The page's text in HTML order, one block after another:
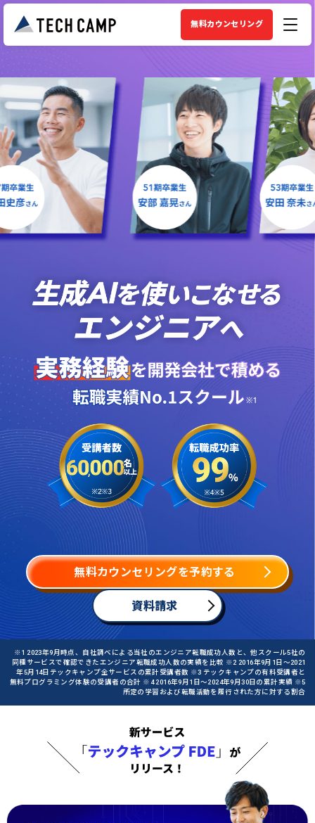
無料カウンセリング
無料カウンセリングを予約する
資料請求
※1 2023年9月時点、自社調べによる当社のエンジニア転職成功人数と、他スクール5社の
同種サービスで確認できたエンジニア転職成功人数の実績を比較 ※2 2016年9月1日〜2021
年5月14日テックキャンプ全サービスの累計受講者数 ※3 テックキャンプの有料受講者と
無料プログラミング体験の受講者の合計 ※4 2016年9月1日〜2024年9月30日の累計実績 ※5
所定の学習および転職活動を履行された方に対する割合